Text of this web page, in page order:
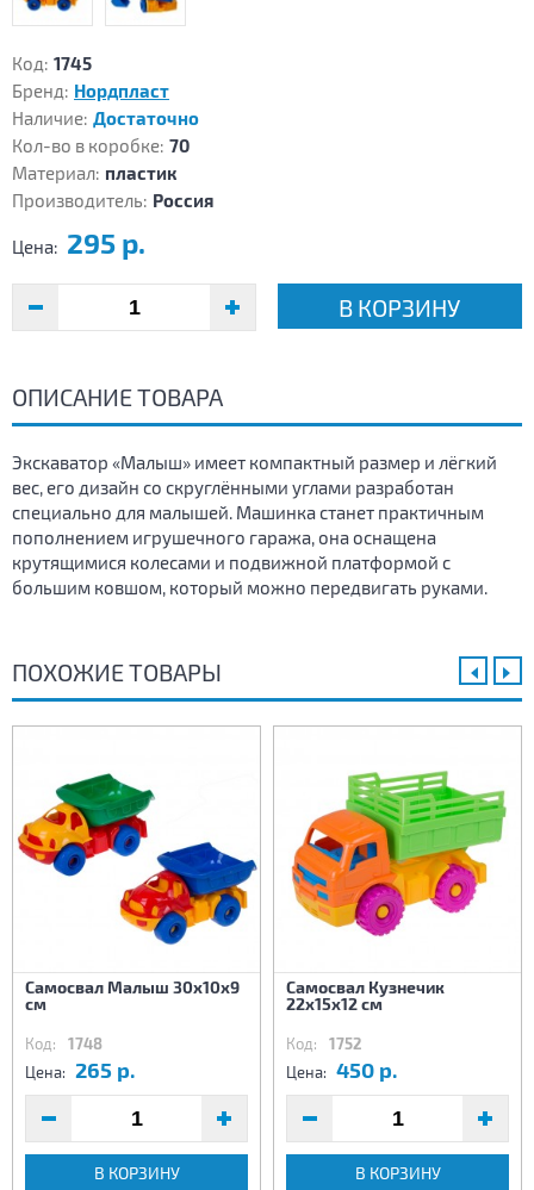
Код: 1745
Бренд: Нордпласт
Наличие: Достаточно
Кол-во в коробке: 70
Материал: пластик
Производитель: Россия
Цена: 295 р.
В КОРЗИНУ
ОПИСАНИЕ ТОВАРА
Экскаватор «Малыш» имеет компактный размер и лёгкий
вес, его дизайн со скруглёнными углами разработан
специально для малышей. Машинка станет практичным
пополнением игрушечного гаража, она оснащена
крутящимися колесами и подвижной платформой с
большим ковшом, который можно передвигать руками.
ПОХОЖИЕ ТОВАРЫ
Самосвал Малыш 30х10х9
см
Код: 1748
Цена: 265 р.
В КОРЗИНУ
Самосвал Кузнечик
22х15х12 см
Код: 1752
Цена: 450 р.
В КОРЗИНУ